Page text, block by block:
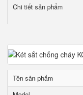
Chi tiết sản phẩm
Tên sản phẩm